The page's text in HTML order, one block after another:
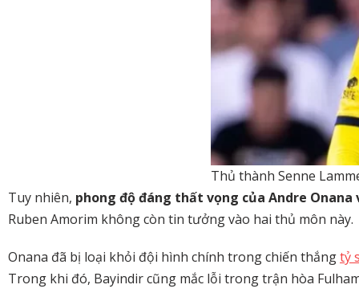
Thủ thành Senne
Tuy nhiên, phong độ đáng thất vọng của Andre
Ruben Amorim không còn tin tưởng vào hai thủ môn này.
Onana đã bị loại khỏi đội hình chính trong chiến thắngtỷ
Trong khi đó, Bayindir cũng mắc lỗi trong trận hòa